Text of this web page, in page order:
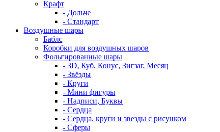
Крафт
- Дольче
- Стандарт
Воздушные шары
Баблс
Коробки для воздушных шаров
Фольгированные шары
- 3D, Куб, Конус, Зигзаг, Месяц
- Звёзды
- Круги
- Мини фигуры
- Надписи, Буквы
- Сердца
- Сердца, круги и звезды с рисунком
- Сферы